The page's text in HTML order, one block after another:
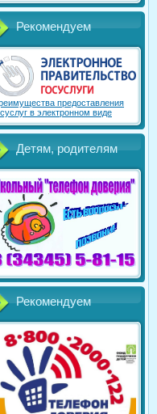
Рекомендуем
предоставления
в электронном виде
Детям, родителям
Рекомендуем